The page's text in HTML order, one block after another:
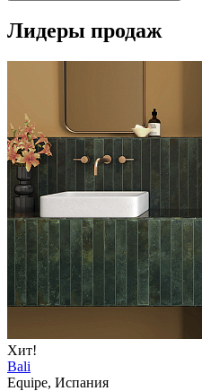
Лидеры продаж
Хит!
Bali
Equipe, Испания